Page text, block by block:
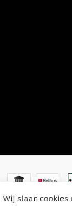
© Copyright 2026
Wij slaan cookies